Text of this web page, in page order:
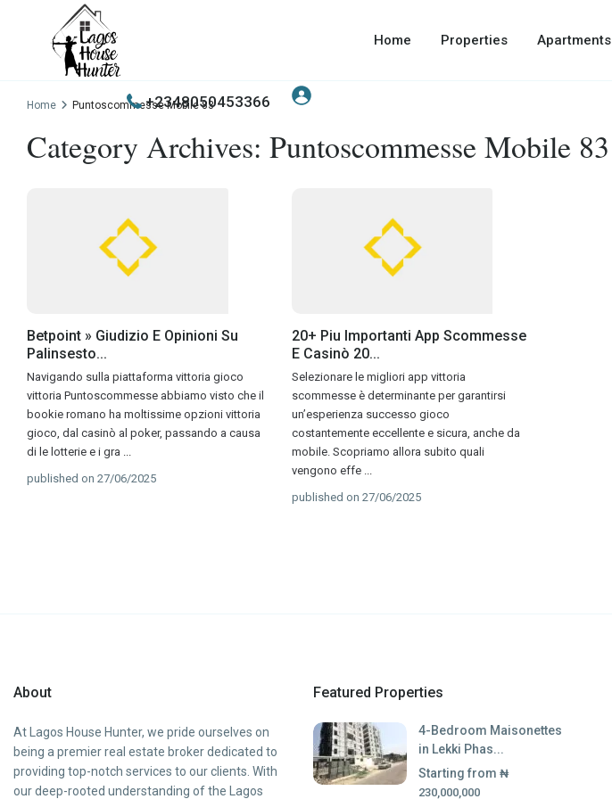
Home Properties Apartments
+2348050453366
Home Puntoscommesse Mobile 83
Category Archives:Puntoscommesse Mobile 83
Betpoint » Giudizio E Opinioni Su
Palinsesto...
Navigando sulla piattaforma vittoria gioco
vittoria Puntoscommesse abbiamo visto che il
bookie romano ha moltissime opzioni vittoria
gioco, dal casinò al poker, passando a causa
di le lotterie e i gra ...
published on 27/06/2025
20+ Piu Importanti App Scommesse
E Casinò 20...
Selezionare le migliori app vittoria
scommesse è determinante per garantirsi
un’esperienza successo gioco
costantemente eccellente e sicura, anche da
mobile. Scopriamo allora subito quali
vengono effe ...
published on 27/06/2025
About
At Lagos House Hunter, we pride ourselves on
being a premier real estate broker dedicated to
providing top-notch services to our clients. With
our deep-rooted understanding of the Lagos
Featured Properties
4-Bedroom Maisonettes
in Lekki Phas...
Starting from ₦
230,000,000